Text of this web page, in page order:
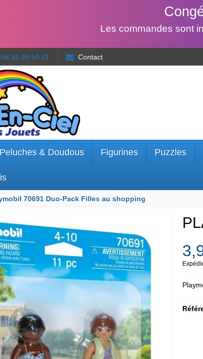
Les commandes sont
06 26 09 54 71 Contact
Peluches & Doudous Figurines Puzzles
70691 Duo-Pack Filles au shopping